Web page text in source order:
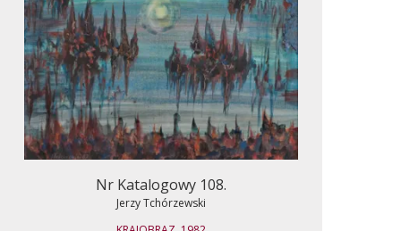
Nr Katalogowy 108.
Jerzy Tchórzewski